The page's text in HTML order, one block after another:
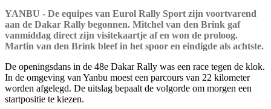
YANBU - De equipes van Eurol Rally Sport zijn voortvarend
aan de Dakar Rally begonnen. Mitchel van den Brink gaf
vanmiddag direct zijn visitekaartje af en won de proloog.
Martin van den Brink bleef in het spoor en eindigde als achtste.
De openingsdans in de 48e Dakar Rally was een race tegen de klok.
In de omgeving van Yanbu moest een parcours van 22 kilometer
worden afgelegd. De uitslag bepaalt de volgorde om morgen een
startpositie te kiezen.